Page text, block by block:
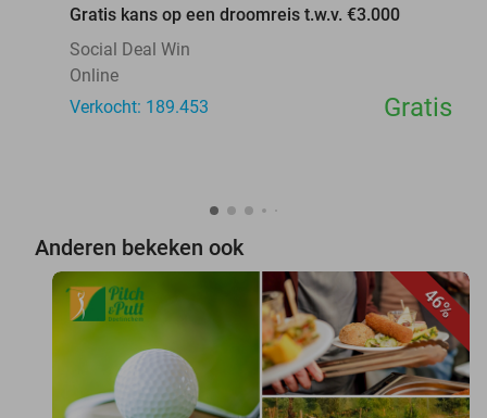
Gratis kans op een droomreis t.w.v. €3.000
Social Deal Win
Online
Verkocht: 189.453
Gratis
Anderen bekeken ook
46%